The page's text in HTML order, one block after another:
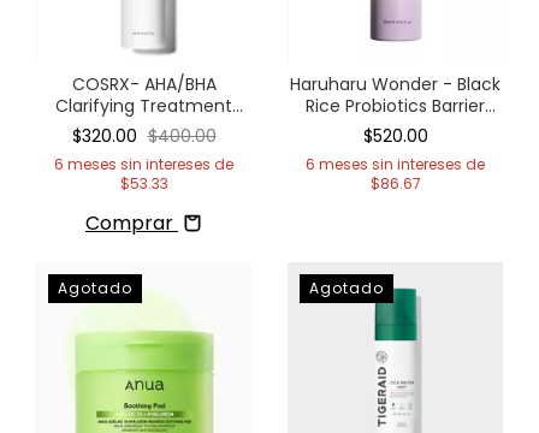
COSRX- AHA/BHA
Clarifying Treatment
Toner
$320.00 $400.00
6 meses sin intereses de
$53.33
Comprar
Haruharu Wonder - Black
Rice Probiotics Barrier
Essence (a.k.a. Makgeolli
Essence)
$520.00
6 meses sin intereses de
$86.67
Agotado Agotado